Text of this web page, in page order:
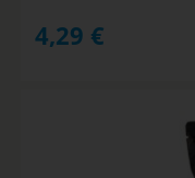
4,29 €